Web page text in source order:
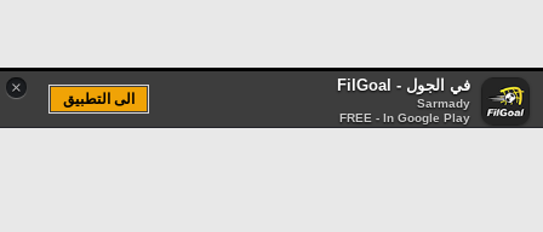
× في الجول - FilGoal
Sarmady
FREE - In Google Play
الى التطبيق